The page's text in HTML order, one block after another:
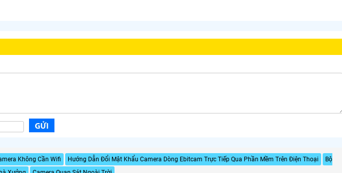
Không Cần Wifi Hướng Dẫn Đổi Mật Khẩu Camera Dòng Ebitcam Trực Tiếp Qua Phần Mềm Trên Điện Thoại
Bộ